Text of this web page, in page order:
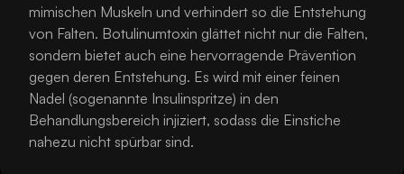
mimischen Muskeln und verhindert so die Entstehung
von Falten. Botulinumtoxin glättet nicht nur die Falten,
sondern bietet auch eine hervorragende Prävention
gegen deren Entstehung. Es wird mit einer feinen
Nadel (sogenannte Insulinspritze) in den
Behandlungsbereich injiziert, sodass die Einstiche
nahezu nicht spürbar sind.